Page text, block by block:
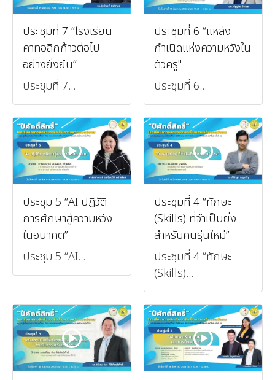
ประชุมที่ 7 “โรงเรียน
คาทอลิกก้าวต่อไป
อย่างยั่งยืน”
ประชุมที่ 7...
ประชุมที่ 6 “แหล่ง
กำเนิดแห่งความหวังใน
ตัวครู"
ประชุมที่ 6...
ประชุม 5 “AI ปฏิวัติ
การศึกษาสู่ความหวัง
ในอนาคต”
ประชุม 5 “AI...
ประชุมที่ 4 “ทักษะ
(Skills) ที่จำเป็นยิ่ง
สำหรับคนรุ่นใหม่”
ประชุมที่ 4 “ทักษะ
(Skills)...